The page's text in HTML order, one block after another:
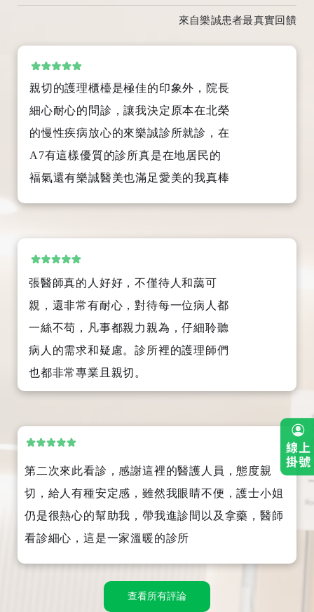
來自樂誠患者最真實回饋
親切的護理櫃檯是極佳的印象外，院長
細心耐心的問診，讓我決定原本在北榮
的慢性疾病放心的來樂誠診所就診，在
A7有這樣優質的診所真是在地居民的
褔氣還有樂誠醫美也滿足愛美的我真棒
張醫師真的人好好，不僅待人和藹可
親，還非常有耐心，對待每一位病人都
一絲不苟，凡事都親力親為，仔細聆聽
病人的需求和疑慮。診所裡的護理師們
也都非常專業且親切。
第二次來此看診，感謝這裡的醫護人員，態度親
切，給人有種安定感，雖然我眼睛不便，護士小姐
仍是很熱心的幫助我，帶我進診間以及拿藥，醫師
看診細心，這是一家溫暖的診所
查看所有評論